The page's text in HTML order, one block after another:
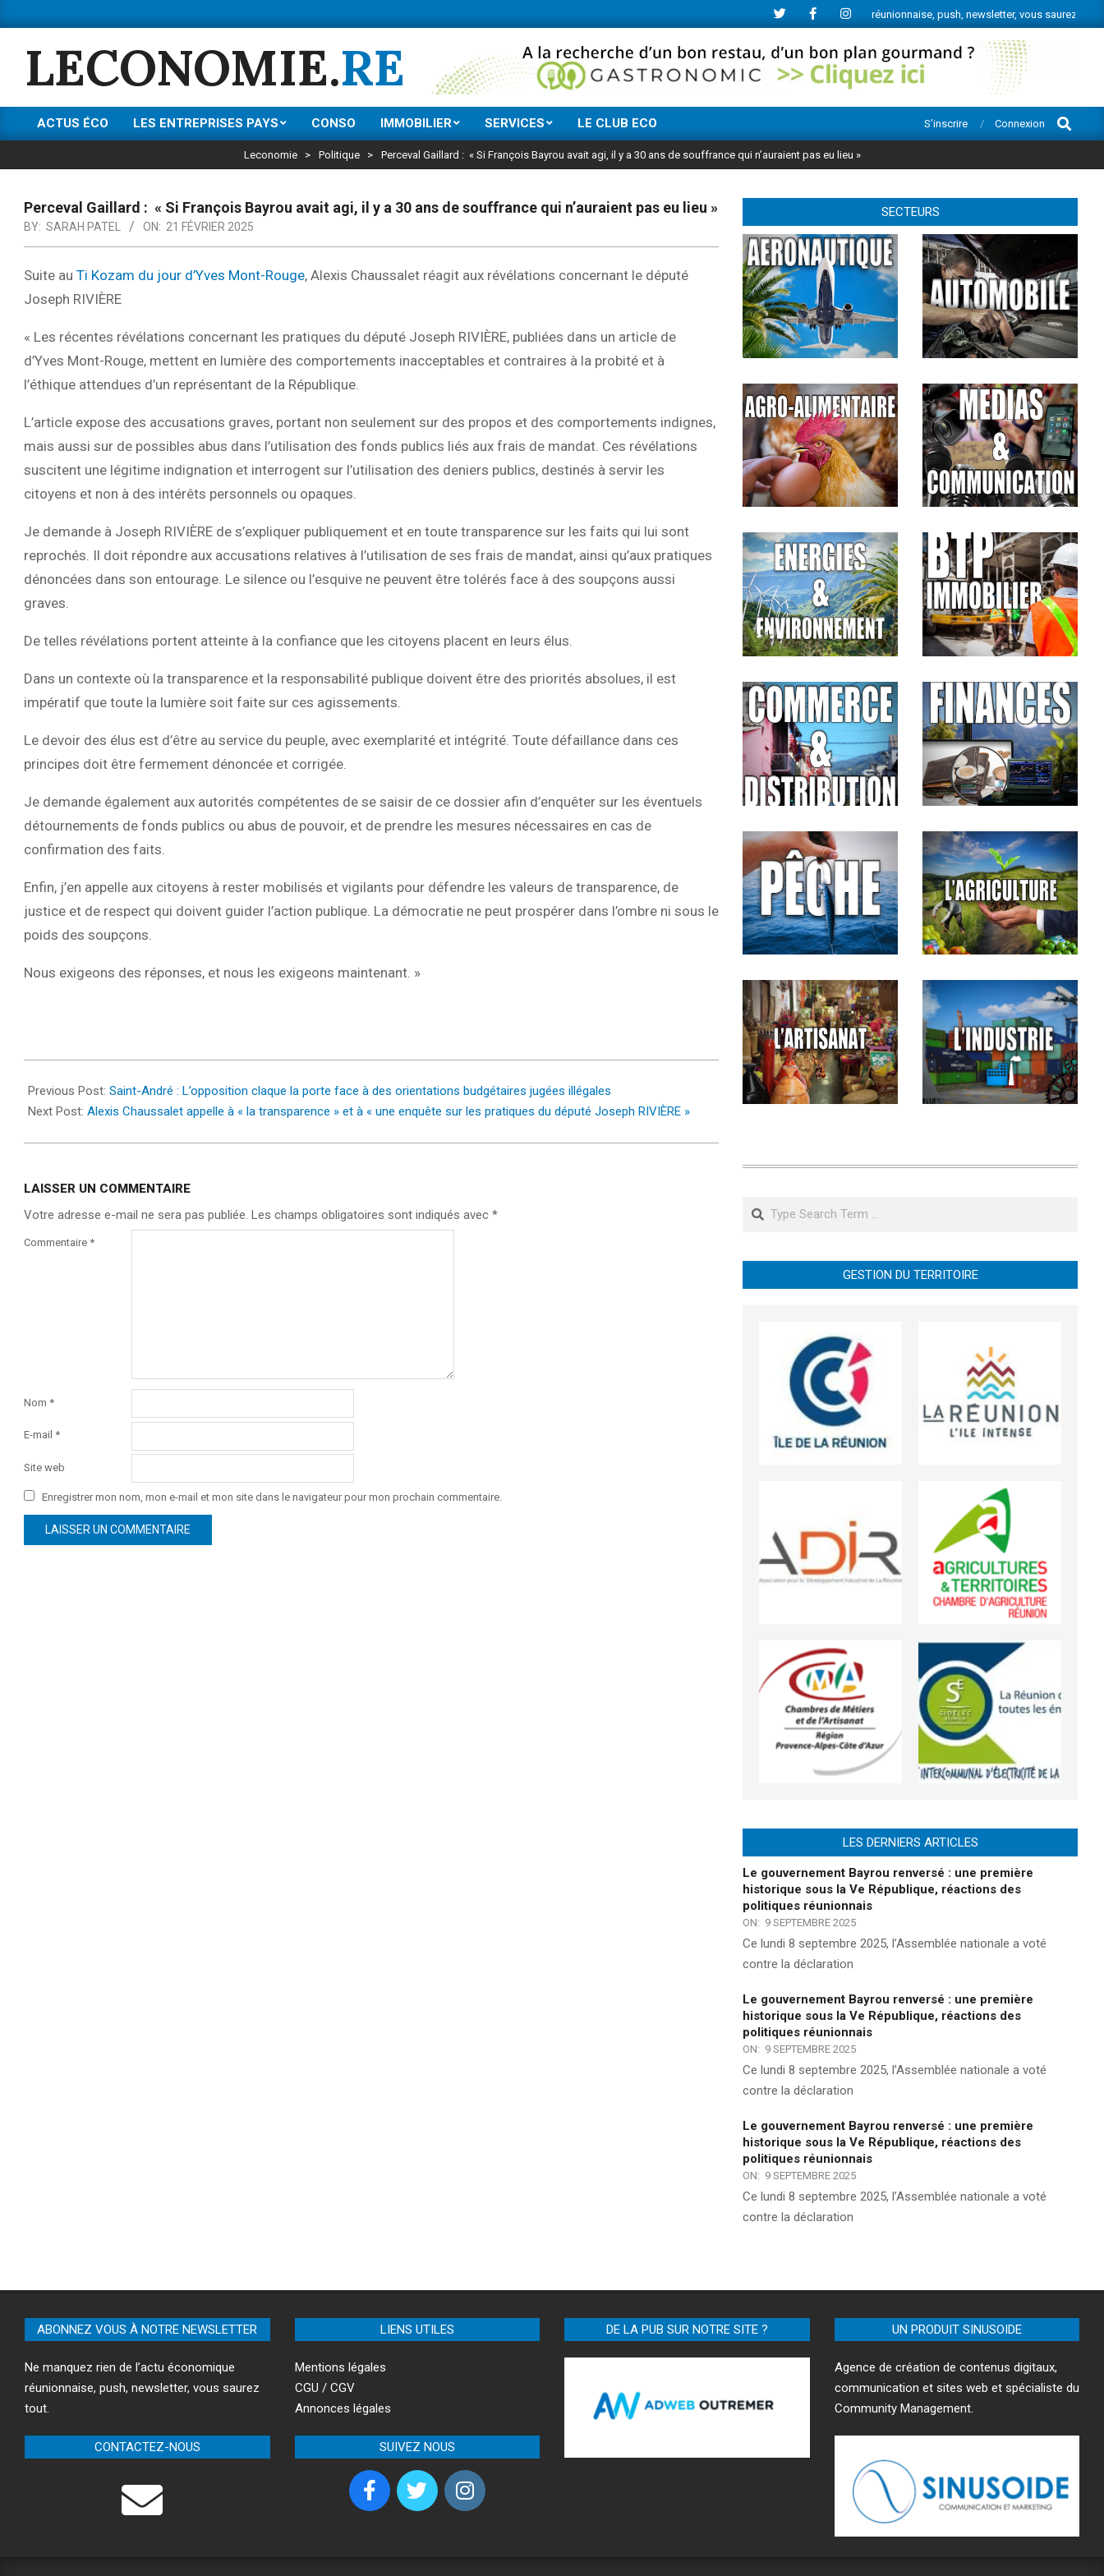
to
content
Ne manquez rien de l’actu économique réunionnaise, push, newsletter, vous saurez tout.
LECONOMIE.RE
Primary
Menu
ACTUS ÉCO LES ENTREPRISES PAYS CONSO IMMOBILIER SERVICES LE CLUB ECO S’inscrire Connexion
Search
Leconomie > Politique > Perceval Gaillard : « Si François Bayrou avait agi, il y a 30 ans de souffrance qui n’auraient pas eu lieu »
Perceval Gaillard : « Si François Bayrou avait agi, il y a 30 ans de souffrance qui n’auraient pas eu lieu »
BY: SARAH PATEL ON: 21 FÉVRIER 2025
Suite au Ti Kozam du jour d’Yves Mont-Rouge, Alexis Chaussalet réagit aux révélations concernant le député
Joseph RIVIÈRE
« Les récentes révélations concernant les pratiques du député Joseph RIVIÈRE, publiées dans un article de
d’Yves Mont-Rouge, mettent en lumière des comportements inacceptables et contraires à la probité et à
l’éthique attendues d’un représentant de la République.
L’article expose des accusations graves, portant non seulement sur des propos et des comportements indignes,
mais aussi sur de possibles abus dans l’utilisation des fonds publics liés aux frais de mandat. Ces révélations
suscitent une légitime indignation et interrogent sur l’utilisation des deniers publics, destinés à servir les
citoyens et non à des intérêts personnels ou opaques.
Je demande à Joseph RIVIÈRE de s’expliquer publiquement et en toute transparence sur les faits qui lui sont
reprochés. Il doit répondre aux accusations relatives à l’utilisation de ses frais de mandat, ainsi qu’aux pratiques
dénoncées dans son entourage. Le silence ou l’esquive ne peuvent être tolérés face à des soupçons aussi
graves.
De telles révélations portent atteinte à la confiance que les citoyens placent en leurs élus.
Dans un contexte où la transparence et la responsabilité publique doivent être des priorités absolues, il est
impératif que toute la lumière soit faite sur ces agissements.
Le devoir des élus est d’être au service du peuple, avec exemplarité et intégrité. Toute défaillance dans ces
principes doit être fermement dénoncée et corrigée.
Je demande également aux autorités compétentes de se saisir de ce dossier afin d’enquêter sur les éventuels
détournements de fonds publics ou abus de pouvoir, et de prendre les mesures nécessaires en cas de
confirmation des faits.
Enfin, j’en appelle aux citoyens à rester mobilisés et vigilants pour défendre les valeurs de transparence, de
justice et de respect qui doivent guider l’action publique. La démocratie ne peut prospérer dans l’ombre ni sous le
poids des soupçons.
Nous exigeons des réponses, et nous les exigeons maintenant. »
02-
21
Previous Post: Saint-André : L’opposition claque la porte face à des orientations budgétaires jugées illégales
Next Post: Alexis Chaussalet appelle à « la transparence » et à « une enquête sur les pratiques du député Joseph RIVIÈRE »
LAISSER UN COMMENTAIRE
Votre adresse e-mail ne sera pas publiée. Les champs obligatoires sont indiqués avec *
Commentaire *
Nom *
E-mail *
Site web
Enregistrer mon nom, mon e-mail et mon site dans le navigateur pour mon prochain commentaire.
SECTEURS
Search
GESTION DU TERRITOIRE
LES DERNIERS ARTICLES
Le gouvernement Bayrou renversé : une première
historique sous la Ve République, réactions des
politiques réunionnais
ON: 9 SEPTEMBRE 2025
Ce lundi 8 septembre 2025, l’Assemblée nationale a voté
contre la déclaration
Le gouvernement Bayrou renversé : une première
historique sous la Ve République, réactions des
politiques réunionnais
ON: 9 SEPTEMBRE 2025
Ce lundi 8 septembre 2025, l’Assemblée nationale a voté
contre la déclaration
Le gouvernement Bayrou renversé : une première
historique sous la Ve République, réactions des
politiques réunionnais
ON: 9 SEPTEMBRE 2025
Ce lundi 8 septembre 2025, l’Assemblée nationale a voté
contre la déclaration
ABONNEZ VOUS À NOTRE NEWSLETTER
Ne manquez rien de l’actu économique
réunionnaise, push, newsletter, vous saurez
tout.
CONTACTEZ-NOUS
LIENS UTILES
Mentions légales
CGU / CGV
Annonces légales
SUIVEZ NOUS
DE LA PUB SUR NOTRE SITE ? UN PRODUIT SINUSOIDE
Agence de création de contenus digitaux,
communication et sites web et spécialiste du
Community Management.